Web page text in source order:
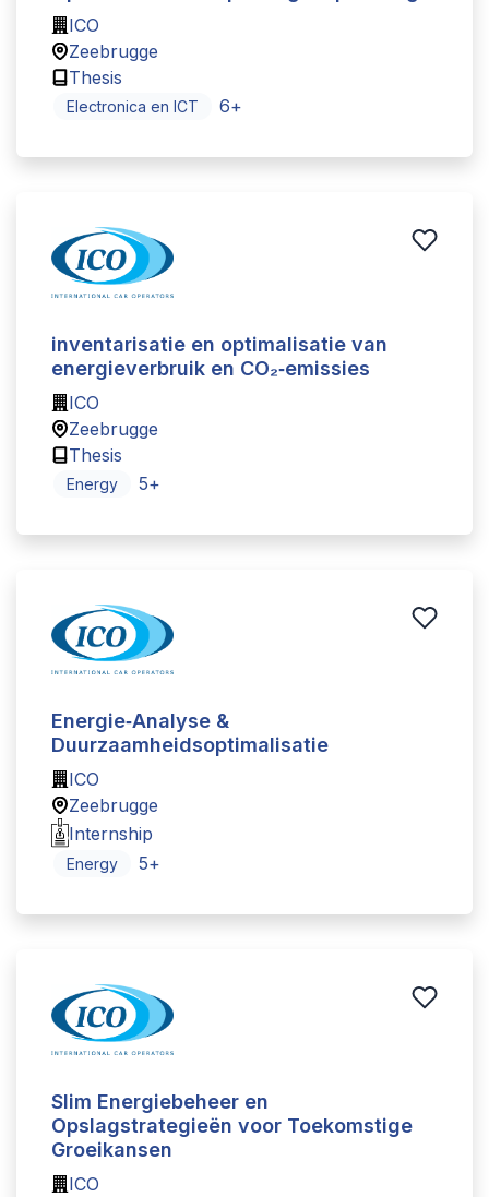
ICO
Zeebrugge
Thesis
Electronica en ICT 6+
inventarisatie en optimalisatie van
energieverbruik en CO₂‑emissies
ICO
Zeebrugge
Thesis
Energy 5+
Energie‑Analyse &
Duurzaamheidsoptimalisatie
ICO
Zeebrugge
Internship
Energy 5+
Slim Energiebeheer en
Opslagstrategieën voor Toekomstige
Groeikansen
ICO